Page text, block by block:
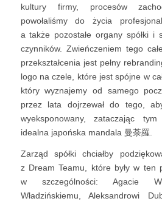
kultury firmy, procesów
powołaliśmy do życia
a także pozostałe organy spółki i
czynników. Zwieńczeniem tego
przekształcenia jest pełny
logo na czele, które jest spójne w
który wyznajemy od samego
przez lata dojrzewał do tego,
wyeksponowany, zataczając
idealna japońska mandala 曼荼羅.
Zarząd spółki chciałby
z Dream Teamu, które były w ten
w szczególności: Agacie
Władzińskiemu, Aleksandrowi